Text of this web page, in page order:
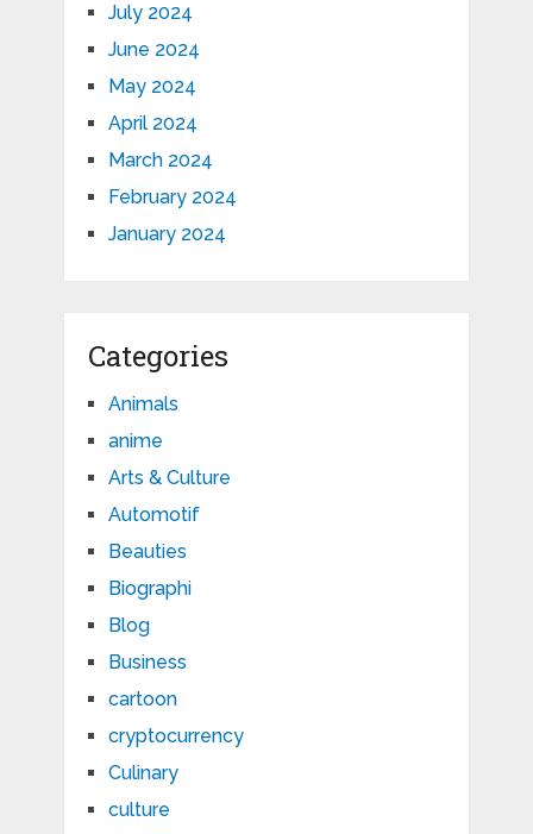
July 2024
June 2024
May 2024
April 2024
March 2024
February 2024
January 2024
Categories
Animals
anime
Arts & Culture
Automotif
Beauties
Biographi
Blog
Business
cartoon
cryptocurrency
Culinary
culture